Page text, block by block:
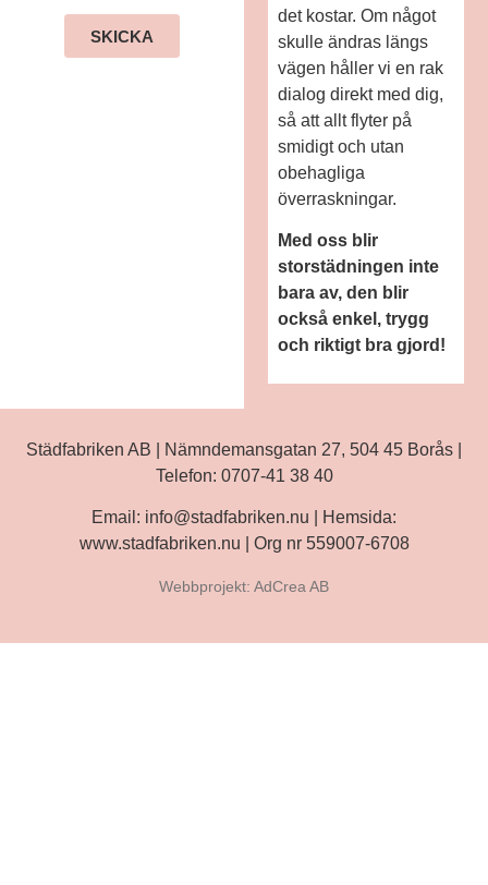
SKICKA
det kostar. Om något
skulle ändras längs
vägen håller vi en rak
dialog direkt med dig,
så att allt flyter på
smidigt och utan
obehagliga
överraskningar.
Med oss blir
storstädningen inte
bara av, den blir
också enkel, trygg
och riktigt bra gjord!
Städfabriken AB | Nämndemansgatan 27, 504 45 Borås |
Telefon: 0707-41 38 40
Email: info@stadfabriken.nu | Hemsida:
www.stadfabriken.nu | Org nr 559007-6708
Webbprojekt: AdCrea AB